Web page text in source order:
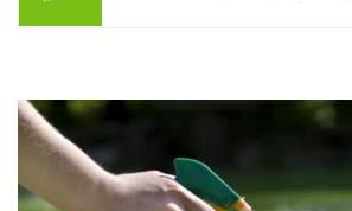
برگ‌های گیاهتان چسبناک شده، پشت برگ‌ها